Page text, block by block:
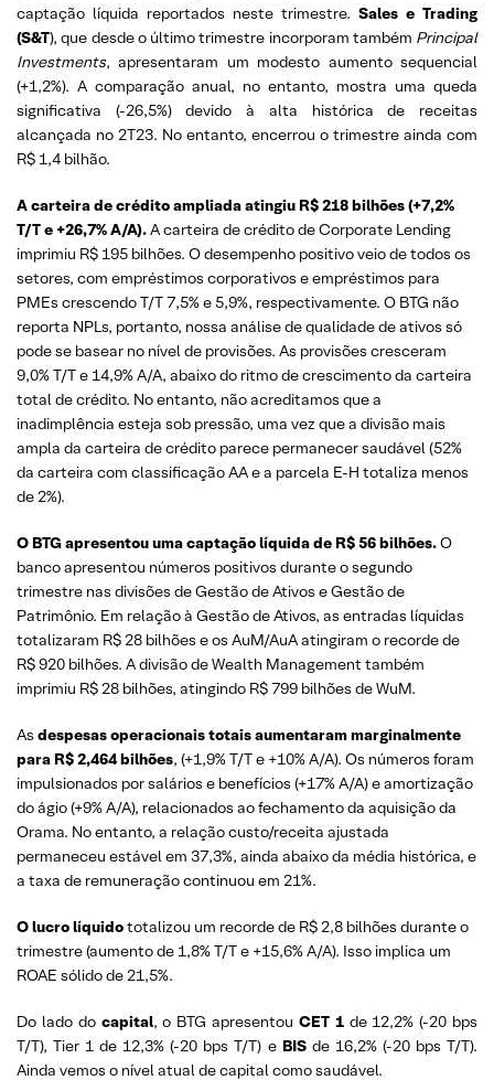
captação líquida reportados neste trimestre. Sales e Trading
(S&T), que desde o último trimestre incorporam também Principal
Investments, apresentaram um modesto aumento sequencial
(+1,2%). A comparação anual, no entanto, mostra uma queda
significativa (-26,5%) devido à alta histórica de receitas
alcançada no 2T23. No entanto, encerrou o trimestre ainda com
R$ 1,4 bilhão.
A carteira de crédito ampliada atingiu R$ 218 bilhões (+7,2%
T/T e +26,7% A/A).A carteira de crédito de Corporate Lending
imprimiu R$ 195 bilhões. O desempenho positivo veio de todos os
setores, com empréstimos corporativos e empréstimos para
PMEs crescendo T/T 7,5% e 5,9%, respectivamente. O BTG não
reporta NPLs, portanto, nossa análise de qualidade de ativos só
pode se basear no nível de provisões. As provisões cresceram
9,0% T/T e 14,9% A/A, abaixo do ritmo de crescimento da carteira
total de crédito. No entanto, não acreditamos que a
inadimplência esteja sob pressão, uma vez que a divisão mais
ampla da carteira de crédito parece permanecer saudável (52%
da carteira com classificação AA e a parcela E-H totaliza menos
de 2%).
O BTG apresentou uma captação líquida de R$ 56 bilhões.O
banco apresentou números positivos durante o segundo
trimestre nas divisões de Gestão de Ativos e Gestão de
Patrimônio. Em relação à Gestão de Ativos, as entradas líquidas
totalizaram R$ 28 bilhões e os AuM/AuA atingiram o recorde de
R$ 920 bilhões. A divisão de Wealth Management também
imprimiu R$ 28 bilhões, atingindo R$ 799 bilhões de WuM.
As despesas operacionais totais aumentaram marginalmente
para R$ 2,464 bilhões, (+1,9% T/T e +10% A/A). Os números foram
impulsionados por salários e benefícios (+17% A/A) e amortização
do ágio (+9% A/A), relacionados ao fechamento da aquisição da
Orama. No entanto, a relação custo/receita ajustada
permaneceu estável em 37,3%, ainda abaixo da média histórica, e
a taxa de remuneração continuou em 21%.
O lucro líquidototalizou um recorde de R$ 2,8 bilhões durante o
trimestre (aumento de 1,8% T/T e +15,6% A/A). Isso implica um
ROAE sólido de 21,5%.
Do lado do capital, o BTG apresentou CET 1 de 12,2% (-20 bps
T/T), Tier 1 de 12,3% (-20 bps T/T) e BISde 16,2% (-20 bps T/T).
Ainda vemos o nível atual de capital como saudável.